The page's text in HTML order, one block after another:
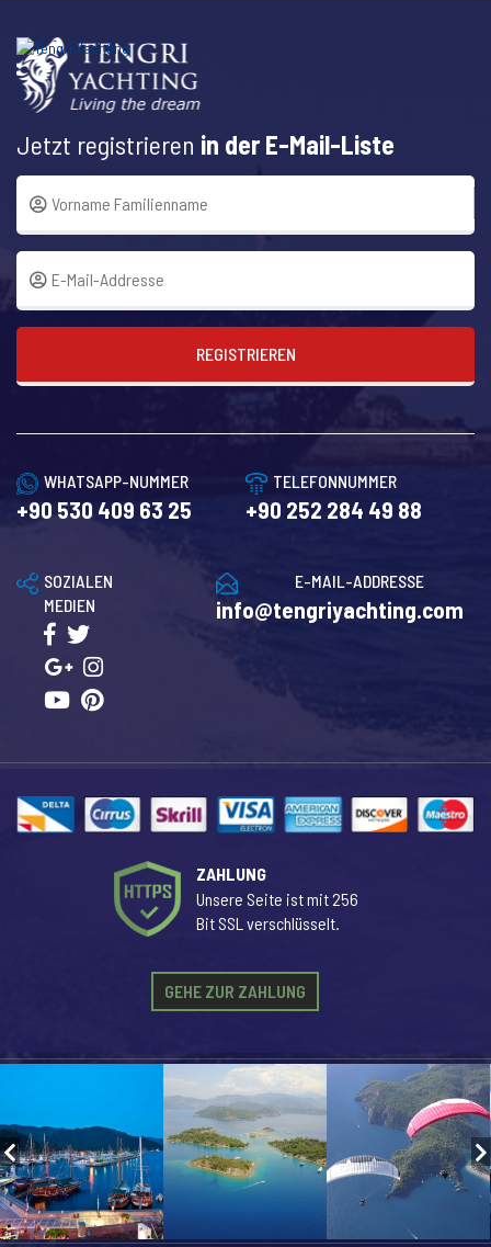
Jetzt registrieren in der E-Mail-Liste
REGISTRIEREN
WHATSAPP-NUMMER
+90 530 409 63 25
TELEFONNUMMER
+90 252 284 49 88
E-MAIL-ADDRESSE
info@tengriyachting.com
SOZIALEN
MEDIEN
ZAHLUNG
Unsere Seite ist mit 256
Bit SSL verschlüsselt.
GEHE ZUR ZAHLUNG